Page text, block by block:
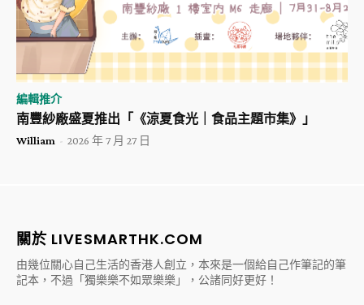
編輯推介
南豐紗廠盛夏推出「《涼夏食光｜食品主題市集》」
William - 2026 年 7 月 27 日
關於 LIVESMARTHK.COM
由幾位關心自己生活的香港人創立，本來是一個給自己作筆記的筆
記本，不過「獨樂樂不如眾樂樂」，公諸同好更好！